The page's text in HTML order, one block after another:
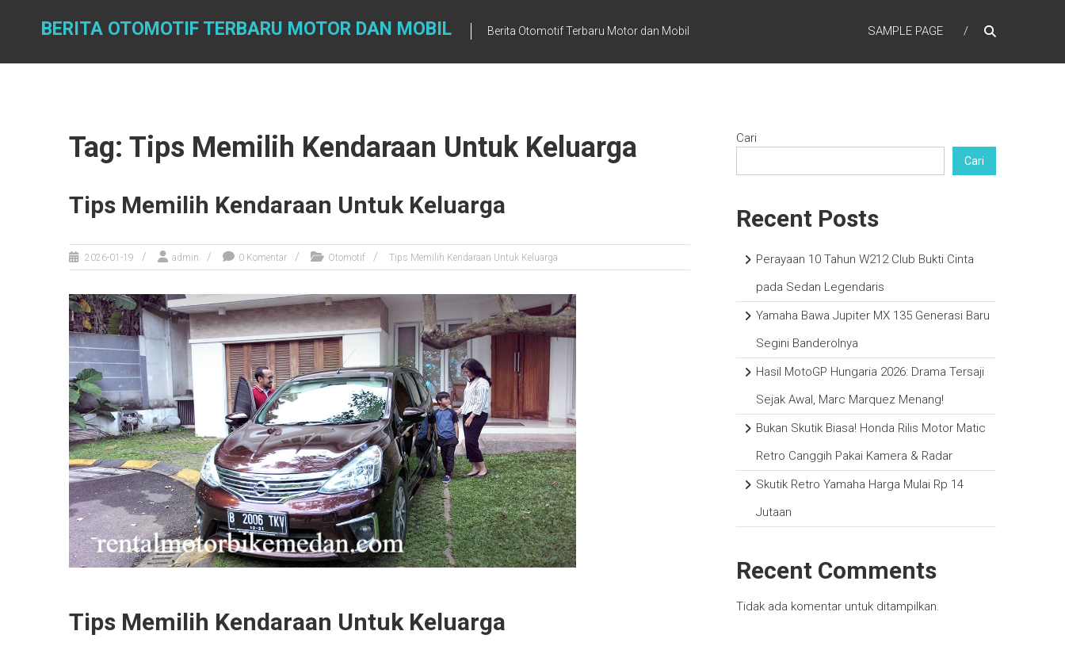
BERITA OTOMOTIF TERBARU MOTOR DAN MOBIL Berita Otomotif Terbaru Motor dan Mobil SAMPLE PAGE
Tag: Tips Memilih Kendaraan Untuk Keluarga
Tips Memilih Kendaraan Untuk Keluarga
2026-01-19 admin 0 Komentar Otomotif Tips Memilih Kendaraan Untuk Keluarga
Tips Memilih Kendaraan Untuk Keluarga
Cari
Cari
Recent Posts
Perayaan 10 Tahun W212 Club Bukti Cinta
pada Sedan Legendaris
Yamaha Bawa Jupiter MX 135 Generasi Baru
Segini Banderolnya
Hasil MotoGP Hungaria 2026: Drama Tersaji
Sejak Awal, Marc Marquez Menang!
Bukan Skutik Biasa! Honda Rilis Motor Matic
Retro Canggih Pakai Kamera & Radar
Skutik Retro Yamaha Harga Mulai Rp 14
Jutaan
Recent Comments
Tidak ada komentar untuk ditampilkan.